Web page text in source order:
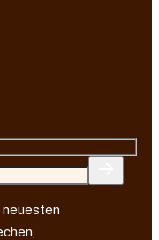
neuesten